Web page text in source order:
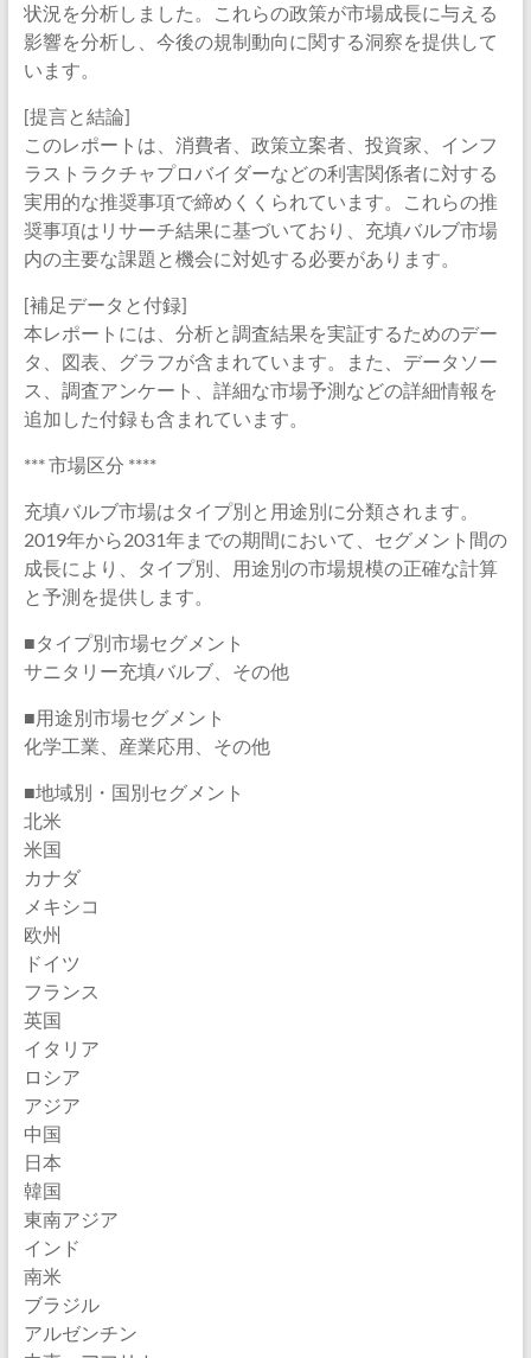
状況を分析しました。これらの政策が市場成長に与える
影響を分析し、今後の規制動向に関する洞察を提供して
います。
[提言と結論]
このレポートは、消費者、政策立案者、投資家、インフ
ラストラクチャプロバイダーなどの利害関係者に対する
実用的な推奨事項で締めくくられています。これらの推
奨事項はリサーチ結果に基づいており、充填バルブ市場
内の主要な課題と機会に対処する必要があります。
[補足データと付録]
本レポートには、分析と調査結果を実証するためのデー
タ、図表、グラフが含まれています。また、データソー
ス、調査アンケート、詳細な市場予測などの詳細情報を
追加した付録も含まれています。
*** 市場区分 ****
充填バルブ市場はタイプ別と用途別に分類されます。
2019年から2031年までの期間において、セグメント間の
成長により、タイプ別、用途別の市場規模の正確な計算
と予測を提供します。
■タイプ別市場セグメント
サニタリー充填バルブ、その他
■用途別市場セグメント
化学工業、産業応用、その他
■地域別・国別セグメント
北米
米国
カナダ
メキシコ
欧州
ドイツ
フランス
英国
イタリア
ロシア
アジア
中国
日本
韓国
東南アジア
インド
南米
ブラジル
アルゼンチン